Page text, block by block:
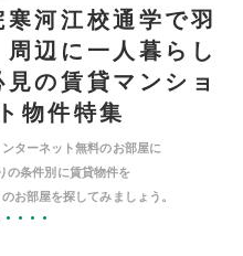
河江校通学で羽
辺に一人暮らし
の賃貸マンショ
物件特集
ターネット無料のお部屋に
の条件別に賃貸物件を
お部屋を探してみましょう。